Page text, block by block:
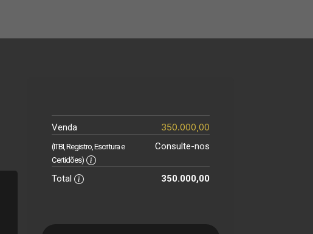
Venda 350.000,00
(ITBI, Registro, Escritura e
Certidões)
Consulte-nos
Total 350.000,00